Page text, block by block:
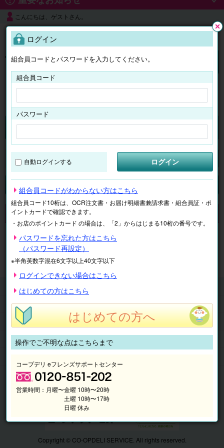
こんにちは、ゲストさん。
よくある質問
ログイン
チケット マイページ
検索
申し訳ございません。 現在、該当商品は、お取扱いしておりません。
マイページ 注文履歴
抽選結果
請求内容
チケット
くらしのサービス
このサイトの使い方
マイページ
Copyright © CO-OPDELI SERVICE. All rights reserved.
ログイン
組合員コードとパスワードを入力してください。
組合員コード
パスワード
自動ログインする ログイン
組合員コードがわからない方はこちら
組合員コード10桁は、OCR注文書・お届け明細書兼請求書・組合員証・ポ
イントカードで確認できます。
・お店のポイントカード の場合は、「2」からはじまる10桁の番号です。
パスワードを忘れた方はこちら
（パスワード再設定）
※半角英数字混在6文字以上40文字以下
ログインできない場合はこちら
はじめての方はこちら
はじめての方へ
操作でご不明な点はこちらまで
コープデリ eフレンズサポートセンター
営業時間： 月曜〜金曜 10時〜20時
土曜 10時〜17時
日曜 休み